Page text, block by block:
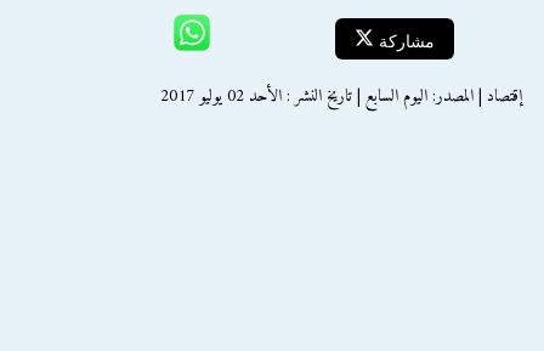
مشاركة
إقتصاد | المصدر: اليوم السابع | تاريخ النشر : الأحد 02 يوليو 2017